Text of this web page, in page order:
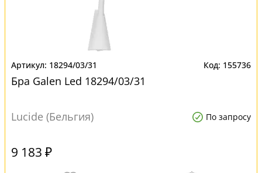
18294/03/31 155736
Бра Galen Led 18294/03/31
Lucide (Бельгия) По запросу
9 183 ₽